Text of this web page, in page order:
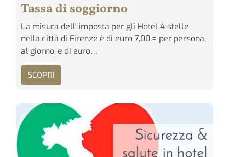
Tassa di soggiorno
La misura dell' imposta per gli Hotel 4 stelle
nella città di Firenze è di euro 7,00.= per persona,
al giorno, e di euro…
SCOPRI